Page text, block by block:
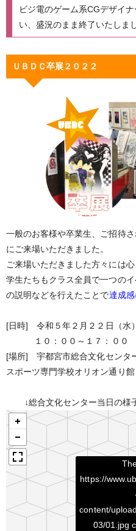
ビジ電のゲーム系CGデザイ
い、盛況のまま終了いたしま
ＵＢＤＣ卒展２０２２
一般のお客様や卒業生、ご招待
にご来場いただきました。
ご来場いただきました方々には心
学生たちもクラス全員で一つの
の説明などを行えたことで達成感
[日時] 令和５年２月２２日（水
１０：００～１７：００
[場所] 宇都宮市総合文化センタ
スポーツ専門学校オリオン通り館
↓総合文化センター当日の様
https://
content/
03/01.jpg